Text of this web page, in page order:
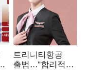
트리니티항공
출범…“합리적